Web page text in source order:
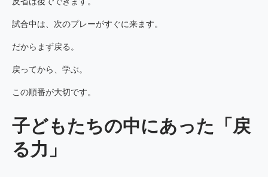
試合中は、次のプレーがすぐに来ます。
だからまず戻る。
戻ってから、学ぶ。
この順番が大切です。
子どもたちの中にあった「戻
る力」